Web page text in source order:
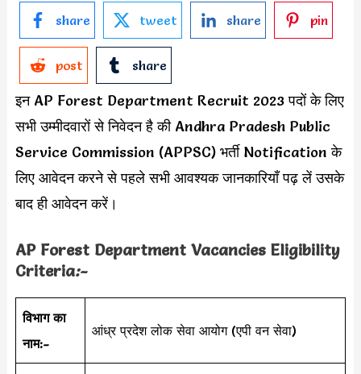
share tweet share pin
post share
इन AP Forest Department Recruit 2023 पदों के लिए
सभी उम्मीदवारों से निवेदन है की Andhra Pradesh Public
Service Commission (APPSC) भर्ती Notification के
लिए आवेदन करने से पहले सभी आवश्यक जानकारियाँ पढ़ लें उसके
बाद ही आवेदन करें।
AP Forest Department Vacancies Eligibility
Criteria:-
विभाग का
नाम:-
आंध्र प्रदेश लोक सेवा आयोग (एपी वन सेवा)